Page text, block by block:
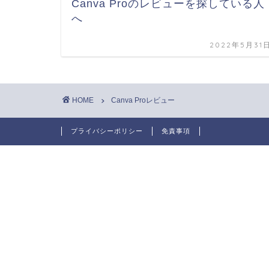
Canva Proのレビューを探している人
へ
2022年5月31
HOME Canva Proレビュー
プライバシーポリシー 免責事項